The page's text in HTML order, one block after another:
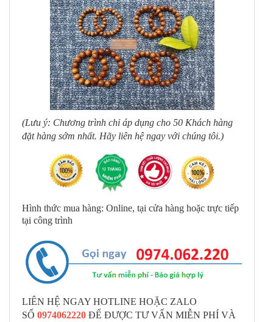
(Lưu ý: Chương trình chỉ áp dụng cho 50 Khách hàng
đặt hàng sớm nhất. Hãy liên hệ ngay với chúng tôi.)
Hình thức mua hàng: Online, tại cửa hàng hoặc trực tiếp
tại công trình
LIÊN HỆ NGAY HOTLINE HOẶC ZALO
SỐ 0974062220 ĐỂ ĐƯỢC TƯ VẤN MIỄN PHÍ VÀ